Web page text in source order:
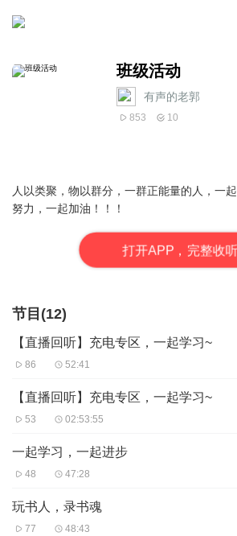
班级活动
有声的老郭
853 10
人以类聚，物以群分，一群正能量的人，一
努力，一起加油！！！
打开APP，完整收听
节目(12)
【直播回听】充电专区，一起学习~
86 52:41
【直播回听】充电专区，一起学习~
53 02:53:55
一起学习，一起进步
48 47:28
玩书人，录书魂
77 48:43